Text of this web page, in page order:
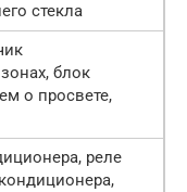
стекла
блок
о просвете,
реле